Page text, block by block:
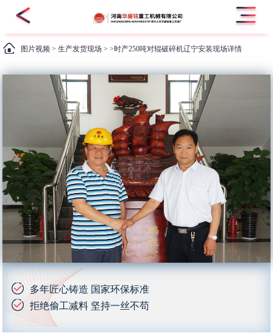
图片视频 >生产发货现场 > >时产250吨对辊破碎机辽宁安装现场详情
多年匠心铸造 国家环保标准
拒绝偷工减料 坚持一丝不苟